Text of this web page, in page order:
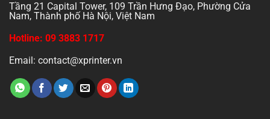
Tầng 21 Capital Tower, 109 Trần Hưng Đạo, Phường Cửa
Nam, Thành phố Hà Nội, Việt Nam
Hotline: 09 3883 1717
Email: contact@xprinter.vn